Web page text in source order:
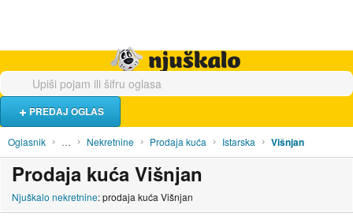
PREDAJ OGLAS
Oglasnik … Nekretnine Prodaja kuća Istarska Višnjan
Prodaja kuća Višnjan
Njuškalo nekretnine: prodaja kuća Višnjan